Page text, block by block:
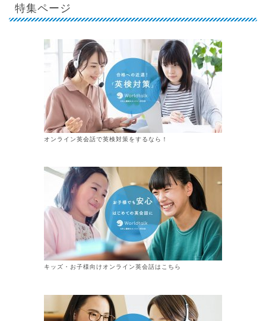
特集ページ
オンライン英会話で英検対策をするなら！
キッズ・お子様向けオンライン英会話はこちら